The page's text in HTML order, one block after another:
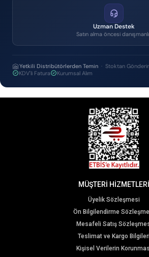
Uzman Destek
Satın alma öncesi
Yetkili Distribütörlerden Temin · Stoktan
KDV'li Fatura
Kurumsal Alım
MÜŞTERİ HİZMETLERİ
Üyelik Sözleşmesi
Ön Bilgilendirme
Mesafeli Satış
Teslimat ve Kargo Bilgileri
Kişisel Verilerin